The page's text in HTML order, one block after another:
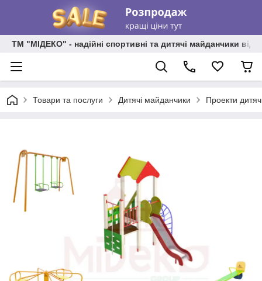
ТМ "МІДЕКО" - надійні спортивні та дитячі майданчики від
Товари та послуги Дитячі майданчики Проекти